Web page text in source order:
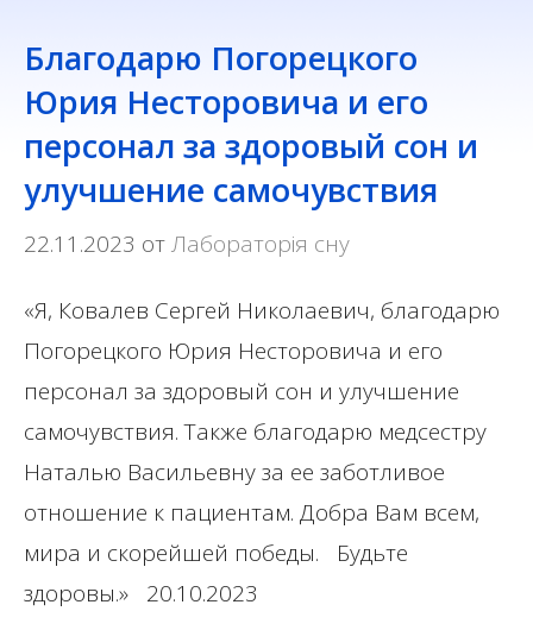
Благодарю Погорецкого
Юрия Несторовича и его
персонал за здоровый сон и
улучшение самочувствия
22.11.2023 отЛабораторія сну
«Я, Ковалев Сергей Николаевич, благодарю
Погорецкого Юрия Несторовича и его
персонал за здоровый сон и улучшение
самочувствия. Также благодарю медсестру
Наталью Васильевну за ее заботливое
отношение к пациентам. Добра Вам всем,
мира и скорейшей победы. Будьте
здоровы.» 20.10.2023